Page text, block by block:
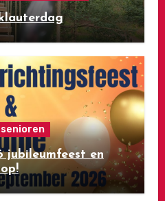
senioren
jubileumfeest en